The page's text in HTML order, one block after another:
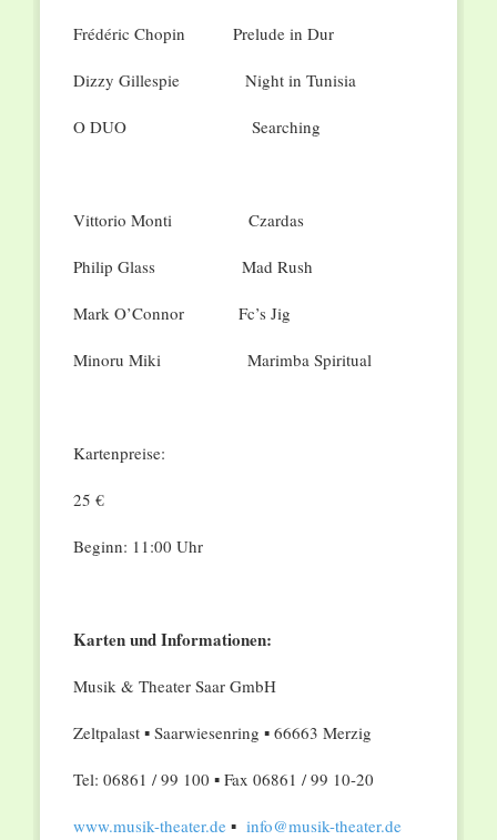
Frédéric Chopin Prelude in Dur
Dizzy Gillespie Night in Tunisia
O DUO Searching
Vittorio Monti Czardas
Philip Glass Mad Rush
Mark O’Connor Fc’s Jig
Minoru Miki Marimba Spiritual
Kartenpreise:
25 €
Beginn: 11:00 Uhr
Karten und Informationen:
Musik & Theater Saar GmbH
Zeltpalast ▪ Saarwiesenring ▪ 66663 Merzig
Tel: 06861 / 99 100 ▪ Fax 06861 / 99 10-20
www.musik-theater.de▪ info@musik-theater.de